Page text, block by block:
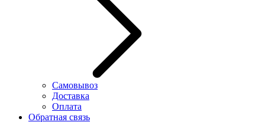
Самовывоз
Доставка
Оплата
Обратная связь